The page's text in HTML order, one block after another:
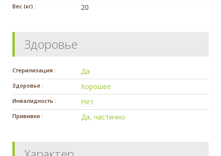
Вес (кг) : 20
Здоровье
Стерилизация : Да
Здоровье : Хорошее
Инвалидность : Нет
Прививки : Да, частично